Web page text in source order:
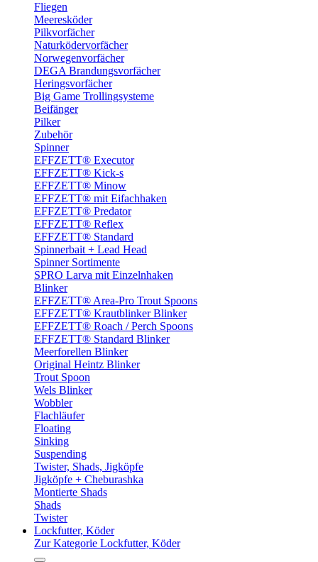
Fliegen
Meeresköder
Pilkvorfächer
Naturködervorfächer
Norwegenvorfächer
DEGA Brandungsvorfächer
Heringsvorfächer
Big Game Trollingsysteme
Beifänger
Pilker
Zubehör
Spinner
EFFZETT® Executor
EFFZETT® Kick-s
EFFZETT® Minow
EFFZETT® mit Eifachhaken
EFFZETT® Predator
EFFZETT® Reflex
EFFZETT® Standard
Spinnerbait + Lead Head
Spinner Sortimente
SPRO Larva mit Einzelnhaken
Blinker
EFFZETT® Area-Pro Trout Spoons
EFFZETT® Krautblinker Blinker
EFFZETT® Roach / Perch Spoons
EFFZETT® Standard Blinker
Meerforellen Blinker
Original Heintz Blinker
Trout Spoon
Wels Blinker
Wobbler
Flachläufer
Floating
Sinking
Suspending
Twister, Shads, Jigköpfe
Jigköpfe + Cheburashka
Montierte Shads
Shads
Twister
Lockfutter, Köder
Zur Kategorie Lockfutter, Köder